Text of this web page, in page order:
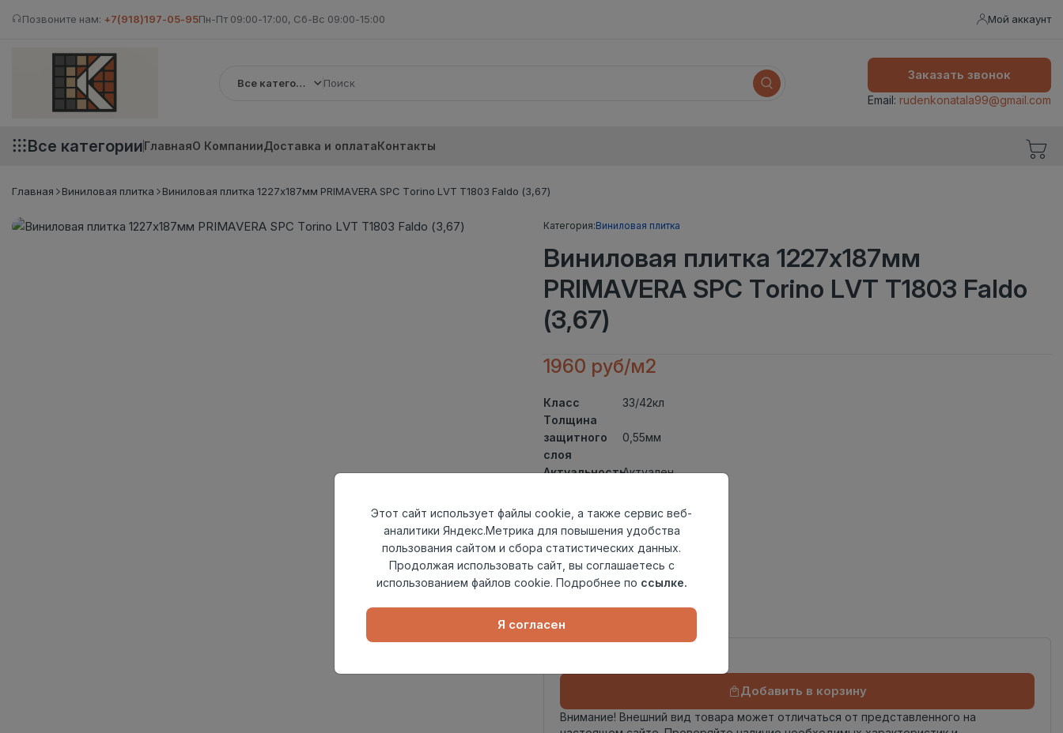
Позвоните нам: +7(918)197-05-95Пн-Пт 09:00-17:00, Сб-Вс 09:00-15:00 Мой аккаунт
Все категории
Заказать звонок
Email: rudenkonatala99@gmail.com
Все категорииГлавнаяО КомпанииДоставка и оплатаКонтакты
Главная Виниловая плитка Виниловая плитка 1227x187мм PRIMAVERA SPC Torino LVT T1803 Faldo (3,67)
Категория:Виниловая плитка
Виниловая плитка 1227x187мм
PRIMAVERA SPC Torino LVT T1803 Faldo
(3,67)
1960 руб/м2
Класс
33/42кл
Толщина
защитного
слоя
0,55мм
АктуальностьАктуален
Размер
доски
1227x187мм
до +27 градусов
Способ
укладки
На клей
Фаска
Страна
происхождения
Добавить в корзину
Внимание! Внешний вид товара может отличаться от представленного на
Этот сайт использует файлы cookie, а также сервис веб-
аналитики Яндекс.Метрика для повышения удобства
пользования сайтом и сбора статистических данных.
Продолжая использовать сайт, вы соглашаетесь с
использованием файлов cookie. Подробнее по ссылке.
Я согласен